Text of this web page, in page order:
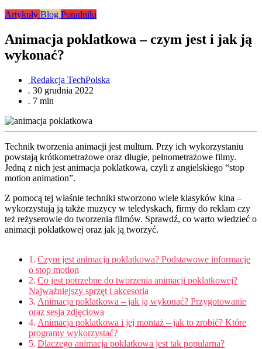
Artykuły Blog Poradniki
Animacja poklatkowa – czym jest i jak ją
wykonać?
Redakcja TechPolska
. 30 grudnia 2022
. 7 min
Technik tworzenia animacji jest multum. Przy ich wykorzystaniu
powstają krótkometrażowe oraz długie, pełnometrażowe filmy.
Jedną z nich jest animacja poklatkowa, czyli z angielskiego “stop
motion animation”.
Z pomocą tej właśnie techniki stworzono wiele klasyków kina –
wykorzystują ją także muzycy w teledyskach, firmy do reklam czy
też reżyserowie do tworzenia filmów. Sprawdź, co warto wiedzieć o
animacji poklatkowej oraz jak ją tworzyć.
Czym jest animacja poklatkowa? Podstawowe informacje
o stop motion
Co jest potrzebne do tworzenia animacji poklatkowej?
Najważniejszy sprzęt i akcesoria
Animacja poklatkowa – jak ją wykonać? Przygotowanie
oraz sesja zdjęciowa
Animacja poklatkowa i jej montaż – jak to zrobić? Które
programy wykorzystać?
Dlaczego animacja poklatkowa jest tak popularna?